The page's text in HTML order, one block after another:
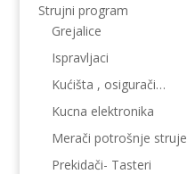
Strujni program
Grejalice
Ispravljaci
Kućišta , osigurači…
Kucna elektronika
Merači potrošnje struje
Prekidači- Tasteri